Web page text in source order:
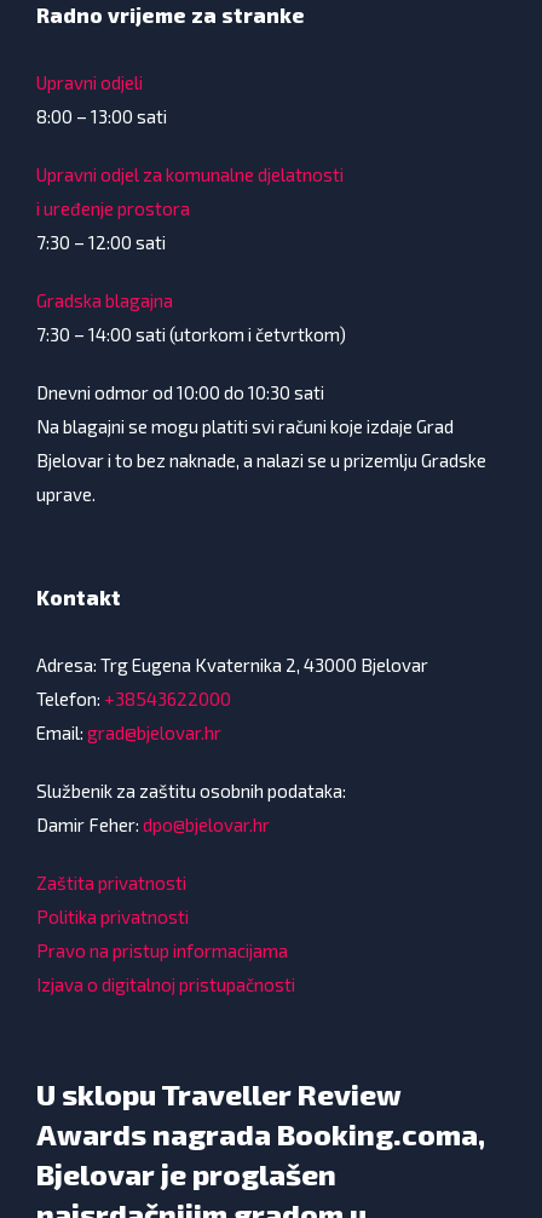
Radno vrijeme za stranke
Upravni odjeli
8:00 – 13:00 sati
Upravni odjel za komunalne djelatnosti
i uređenje prostora
7:30 – 12:00 sati
Gradska blagajna
7:30 – 14:00 sati (utorkom i četvrtkom)
Dnevni odmor od 10:00 do 10:30 sati
Na blagajni se mogu platiti svi računi koje izdaje Grad
Bjelovar i to bez naknade, a nalazi se u prizemlju Gradske
uprave.
Kontakt
Adresa: Trg Eugena Kvaternika 2, 43000 Bjelovar
Telefon: +38543622000
Email: grad@bjelovar.hr
Službenik za zaštitu osobnih podataka:
Damir Feher: dpo@bjelovar.hr
Zaštita privatnosti
Politika privatnosti
Pravo na pristup informacijama
Izjava o digitalnoj pristupačnosti
U sklopu Traveller Review
Awards nagrada Booking.coma,
Bjelovar je proglašen